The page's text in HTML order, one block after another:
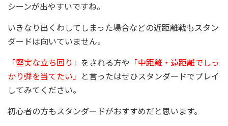
シーンが出やすいですね。
いきなり出くわしてしまった場合などの近距離戦もスタン
ダードは向いていません。
「堅実な立ち回り」 をされる方や 「中距離・遠距離でしっ
かり弾を当てたい」 と言ったはぜひスタンダードでプレイ
してみてください。
初心者の方もスタンダードがおすすめだと思います。